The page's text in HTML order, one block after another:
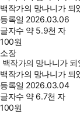
백작가의 망나니가 되
등록일 2026.03.06
글자수 약 5.9천 자
100원
소장
백작가의 망나니가
백작가의 망나니가 되
등록일 2026.03.04
글자수 약 6.7천 자
100원